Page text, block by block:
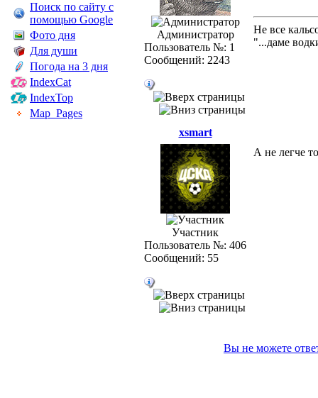
Поиск по сайту с
помощью Google
Фото дня
Для души
Погода на 3 дня
IndexCat
IndexTop
Map_Pages
Администратор
Пользователь №: 1
Сообщений: 2243
Не все
"...даме
xsmart
Участник
Пользователь №: 406
Сообщений: 55
А не легче
Вы не можете